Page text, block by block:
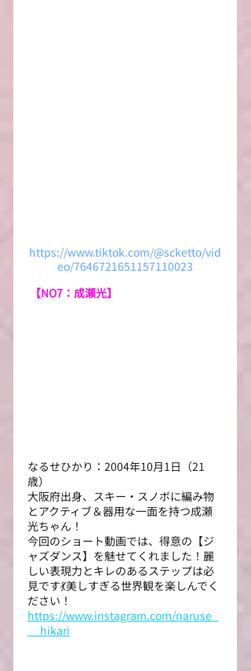
https://www.tiktok.com/@scketto/vid
eo/7646721651157110023
【NO7：成瀬光】
なるせひかり：2004年10月1日（21
歳）
大阪府出身、スキー・スノボに編み物
とアクティブ＆器用な一面を持つ成瀬
光ちゃん！
今回のショート動画では、得意の【ジ
ャズダンス】を魅せてくれました！麗
しい表現力とキレのあるステップは必
見です💃美しすぎる世界観を楽しんでく
ださい！
https://www.instagram.com/naruse_
__hikari